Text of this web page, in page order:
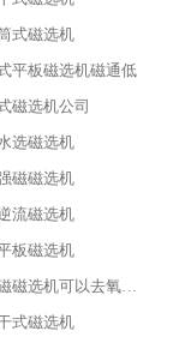
式磁选机
平板磁选机磁通低
磁选机公司
选磁选机
磁磁选机
流磁选机
板磁选机
湖北高强磁磁选机可以去氧化铝
式磁选机